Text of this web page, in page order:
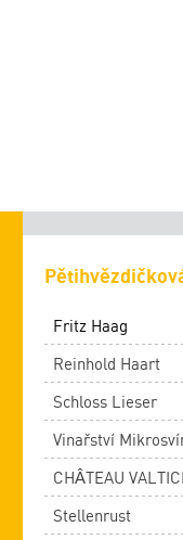
Fritz Haag
Reinhold Haart
Schloss Lieser
Vinařství
CHÂTEAU
Stellenrust